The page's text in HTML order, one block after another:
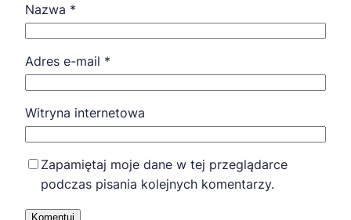
Nazwa *
Adres e-mail *
Witryna internetowa
Zapamiętaj moje dane w tej przeglądarce
podczas pisania kolejnych komentarzy.